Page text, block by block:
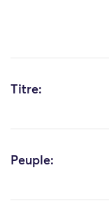
Titre:
Peuple: